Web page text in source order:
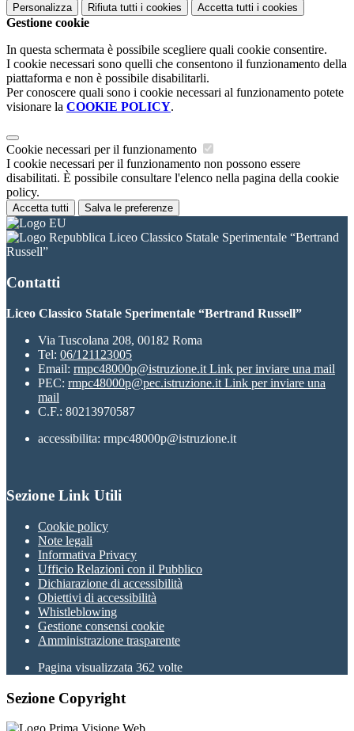
Personalizza Rifiuta tutti i cookies Accetta tutti i cookies
Gestione cookie
In questa schermata è possibile scegliere quali cookie consentire.
I cookie necessari sono quelli che consentono il funzionamento della
piattaforma e non è possibile disabilitarli.
Per conoscere quali sono i cookie necessari al funzionamento potete
visionare la COOKIE POLICY.
Cookie necessari per il funzionamento
I cookie necessari per il funzionamento non possono essere
disabilitati. È possibile consultare l'elenco nella pagina della cookie
policy.
Accetta tutti Salva le preferenze
Liceo Classico Statale Sperimentale “Bertrand
Russell”
Contatti
Liceo Classico Statale Sperimentale “Bertrand Russell”
Via Tuscolana 208, 00182 Roma
Tel: 06/121123005
Email: rmpc48000p@istruzione.it Link per inviare una mail
PEC: rmpc48000p@pec.istruzione.it Link per inviare una
mail
C.F.: 80213970587
accessibilita: rmpc48000p@istruzione.it
Sezione Link Utili
Cookie policy
Note legali
Informativa Privacy
Ufficio Relazioni con il Pubblico
Dichiarazione di accessibilità
Obiettivi di accessibilità
Whistleblowing
Gestione consensi cookie
Amministrazione trasparente
Pagina visualizzata 362 volte
Sezione Copyright